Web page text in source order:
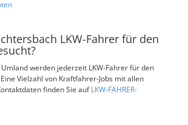
LKW-Fahrer für den
werden jederzeit LKW-Fahrer für den
Vielzahl von Kraftfahrer-Jobs mit allen
finden Sie aufLKW-FAHRER-